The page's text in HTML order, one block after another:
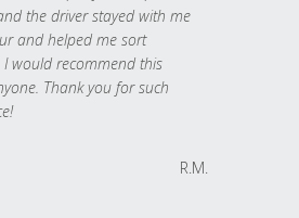
the driver stayed with me
and helped me sort
I would recommend this
Thank you for such
R.M.